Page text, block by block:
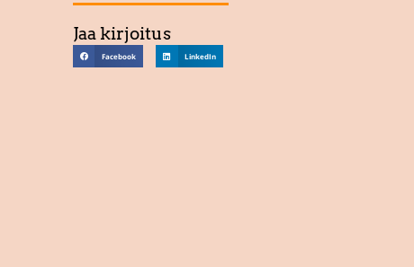
Jaa kirjoitus
Facebook LinkedIn